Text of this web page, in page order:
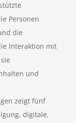
Personen
die
Interaktion mit
und
zeigt fünf
digitale,